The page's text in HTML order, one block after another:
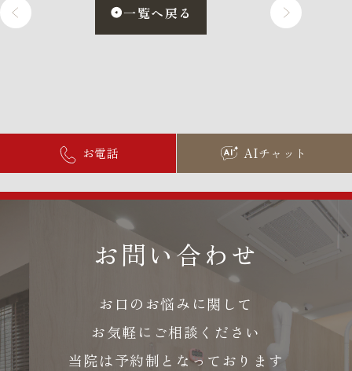
一覧へ戻る
お電話 AIチャット
お問い合わせ
お口のお悩みに関して
お気軽にご相談ください
当院は予約制となっております